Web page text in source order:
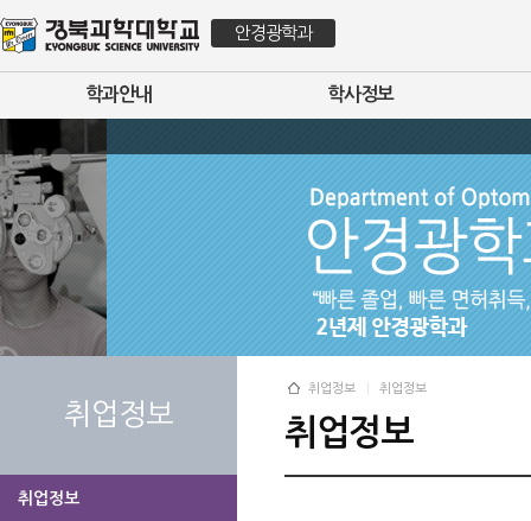
안경광학과
학과안내 학사정보
취업정보
취업정보
취업정보 취업정보
취업정보